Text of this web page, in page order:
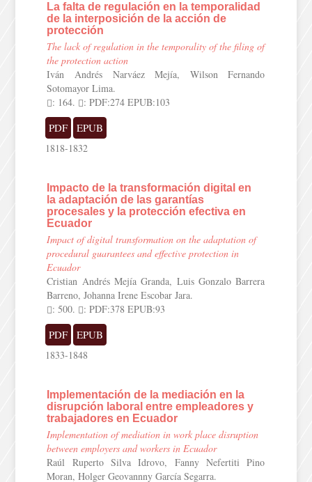
La falta de regulación en la temporalidad
de la interposición de la acción de
protección
The lack of regulation in the temporality of the filing of
the protection action
Iván Andrés Narváez Mejía, Wilson Fernando
Sotomayor Lima.
: 164.
: PDF:274 EPUB:103
PDF EPUB
1818-1832
Impacto de la transformación digital en
la adaptación de las garantías
procesales y la protección efectiva en
Ecuador
Impact of digital transformation on the adaptation of
procedural guarantees and effective protection in
Ecuador
Cristian Andrés Mejía Granda, Luis Gonzalo Barrera
Barreno, Johanna Irene Escobar Jara.
: 500.
: PDF:378 EPUB:93
PDF EPUB
1833-1848
Implementación de la mediación en la
disrupción laboral entre empleadores y
trabajadores en Ecuador
Implementation of mediation in work place disruption
between employers and workers in Ecuador
Raúl Ruperto Silva Idrovo, Fanny Nefertiti Pino
Moran, Holger Geovannny García Segarra.